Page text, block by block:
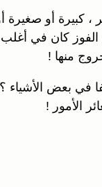
، كبيرة أو
كان في أغلب
منها !
في بعض الأشياء
الأمور !